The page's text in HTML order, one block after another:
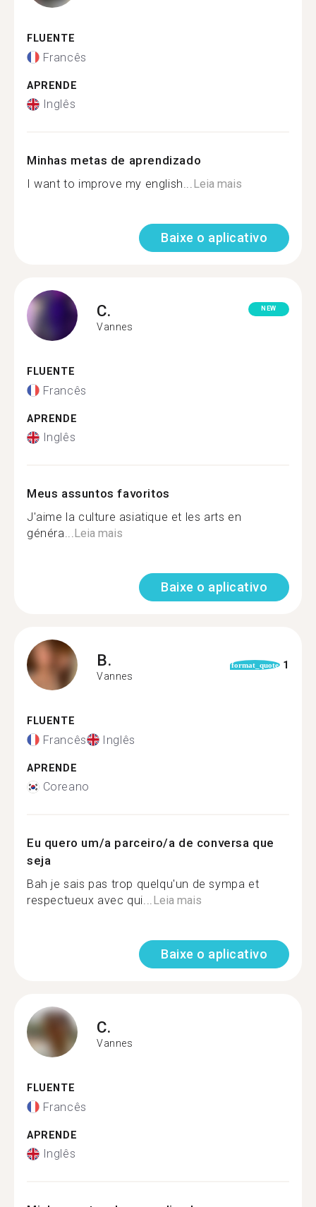
FLUENTE
Francês
APRENDE
Inglês
Minhas metas de aprendizado
I want to improve my english...Leia mais
Baixe o aplicativo
C.
Vannes
NEW
FLUENTE
Francês
APRENDE
Inglês
Meus assuntos favoritos
J'aime la culture asiatique et les arts en
généra...Leia mais
Baixe o aplicativo
B.
Vannes
format_quote 1
FLUENTE
Francês Inglês
APRENDE
Coreano
Eu quero um/a parceiro/a de conversa que
seja
Bah je sais pas trop quelqu'un de sympa et
respectueux avec qui...Leia mais
Baixe o aplicativo
C.
Vannes
FLUENTE
Francês
APRENDE
Inglês